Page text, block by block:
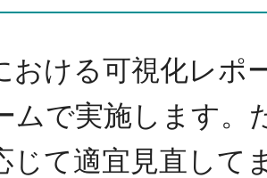
ける可視化レポ
ムで実施します。
じて適宜見直して